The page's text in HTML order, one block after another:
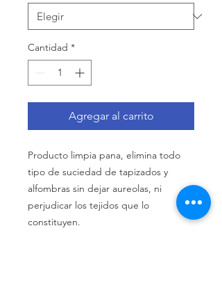
Cantidad *
Agregar al carrito
Producto limpia pana, elimina todo
tipo de suciedad de tapizados y
alfombras sin dejar aureolas, ni
perjudicar los tejidos que lo
constituyen.